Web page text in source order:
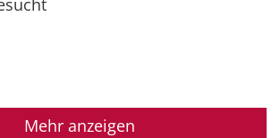
Mehr anzeigen